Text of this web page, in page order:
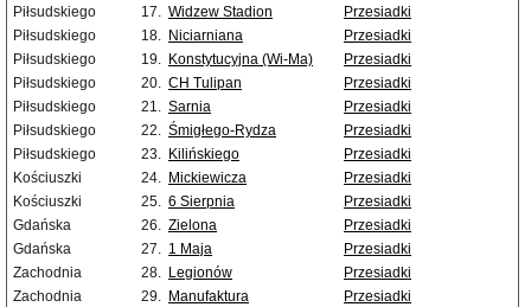
Piłsudskiego
17. Widzew Stadion
Przesiadki
Piłsudskiego
18. Niciarniana
Przesiadki
Piłsudskiego
19. Konstytucyjna (Wi-Ma)
Przesiadki
Piłsudskiego
20. CH Tulipan
Przesiadki
Piłsudskiego
21. Sarnia
Przesiadki
Piłsudskiego
22. Śmigłego-Rydza
Przesiadki
Piłsudskiego
23. Kilińskiego
Przesiadki
Kościuszki
24. Mickiewicza
Przesiadki
Kościuszki
25. 6 Sierpnia
Przesiadki
Gdańska
26. Zielona
Przesiadki
Gdańska
27. 1 Maja
Przesiadki
Zachodnia
28. Legionów
Przesiadki
Zachodnia
29. Manufaktura
Przesiadki